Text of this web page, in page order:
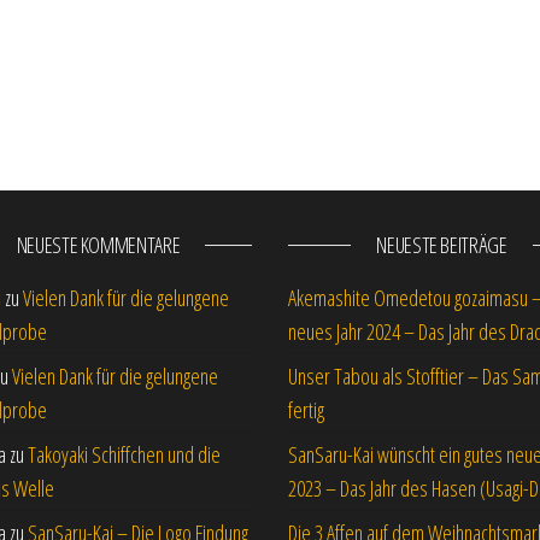
NEUESTE KOMMENTARE
zuVielen Dank für die gelungene
Vielen Dank für die gelungene
zuTakoyaki Schiffchen und die
Welle
zu SanSaru-Kai – Die Logo Findung
NEUESTE BEITRÄGE
Akemashite Omedetou gozaimasu
neues Jahr 2024 – Das Jahr des
Unser Tabou als Stofftier – Das
fertig
SanSaru-Kai wünscht ein gutes
2023 – Das Jahr des Hasen (Usagi-
Die 3 Affen auf dem